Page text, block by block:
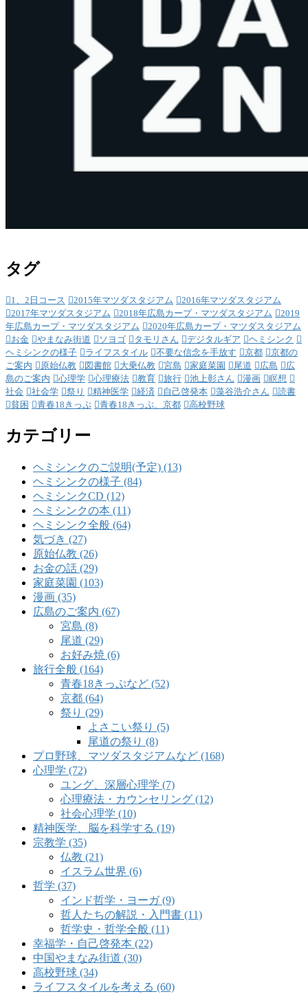
タグ
1、2日コース 2015年マツダスタジアム
2016年マツダスタジアム
2017年マツダスタジアム
2018年広島カープ・マツダスタジアム
2019
年広島カープ・マツダスタジアム
2020年広島カープ・マツダスタジアム
お金
やまなみ街道 ソヨゴ タモリさん デジタルギア
ヘミシンク
ヘミシンクの様子
ライフスタイル 不要な信念を手放す 京都
京都の
ご案内
原始仏教 図書館 大乗仏教 宮島 家庭菜園 尾道 広島
広
島のご案内
心理学 心理療法 教育 旅行 池上彰さん 漫画
瞑想
社会
社会学 祭り 精神医学 経済 自己啓発本 藻谷浩介さん
読書
貧困
青春18きっぷ 青春18きっぷ、京都 高校野球
カテゴリー
ヘミシンクのご説明(予定) (13)
ヘミシンクの様子 (84)
ヘミシンクCD (12)
ヘミシンクの本 (11)
ヘミシンク全般 (64)
気づき (27)
原始仏教 (26)
お金の話 (29)
家庭菜園 (103)
漫画 (35)
広島のご案内 (67)
宮島 (8)
尾道 (29)
お好み焼 (6)
旅行全般 (164)
青春18きっぷなど (52)
京都 (64)
祭り (29)
よさこい祭り (5)
尾道の祭り (8)
プロ野球、マツダスタジアムなど (168)
心理学 (72)
ユング、深層心理学 (7)
心理療法・カウンセリング (12)
社会心理学 (10)
精神医学、脳を科学する (19)
宗教学 (35)
仏教 (21)
イスラム世界 (6)
哲学 (37)
インド哲学・ヨーガ (9)
哲人たちの解説・入門書 (11)
哲学史・哲学全般 (11)
幸福学・自己啓発本 (22)
中国やまなみ街道 (30)
高校野球 (34)
ライフスタイルを考える (60)